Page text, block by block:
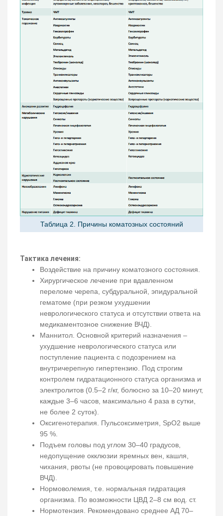
Таблица 2. Причины коматозных состояний
Тактика лечения:
Воздействие на причину коматозного состояния.
Хирургическое лечение при вдавленном
переломе черепа, субдуральной, эпидуральной
гематоме (при резком ухудшении
неврологического статуса и отсутствии ответа на
медикаментозное снижение ВЧД).
Маннитол. Основной критерий назначения –
ухудшение неврологического статуса или
поступление пациента с подозрением на
внутричерепную гипертензию. Под строгим
контролем гидратационного статуса организма и
электролитов (0.5–2 г/кг, болюсно за 10–20 минут,
каждые 3–6 часов, максимально 4 раза в сутки,
не более 2 суток).
Оксигенотерапия. Пульсоксиметрия, SpO2 выше
95 %.
Подъем головы под углом 30–40 градусов,
недопущение окклюзии яремных вен, кашля,
чихания, рвоты (не провоцировать повышение
ВЧД).
Нормоволемия, т.е. нормальная гидратация
организма. По возможности ЦВД 2–8 см вод. ст.
Нормотензия. Рекомендовано среднее АД 70–